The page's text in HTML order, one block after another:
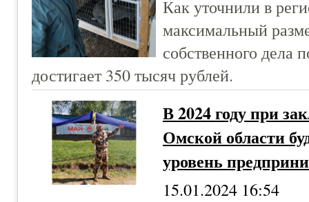
Как уточнили в
максимальный
собственного дела
достигает 350 тысяч рублей.
В 2024 году при
Омской области
уровень
15.01.2024 16:54